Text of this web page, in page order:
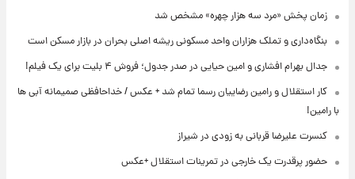
زمان پخش «مرد سه هزار چهره» مشخص شد
بنگاه‌داری و تملک هزاران واحد مسکونی ریشه اصلی بحران در بازار مسکن است
جدال بهرام افشاری و امین حیایی در صدر جدول؛ فروش ۴ بلیت برای یک فیلم!
کار استقلال و رامین رضاییان رسما تمام شد + عکس / خداحافظی صمیمانه آبی ها
با رامین!
کنسرت علیرضا قربانی به زودی در شیراز
حضور پرقدرت یک خارجی در تمرینات استقلال +عکس